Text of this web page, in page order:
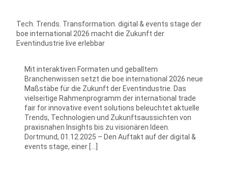
Tech. Trends. Transformation. digital & events stage der
boe international 2026 macht die Zukunft der
Eventindustrie live erlebbar
Mit interaktiven Formaten und geballtem
Branchenwissen setzt die boe international 2026 neue
Maßstäbe für die Zukunft der Eventindustrie. Das
vielseitige Rahmenprogramm der international trade
fair for innovative event solutions beleuchtet aktuelle
Trends, Technologien und Zukunftsaussichten von
praxisnahen Insights bis zu visionären Ideen.
Dortmund, 01.12.2025 – Den Auftakt auf der digital &
events stage, einer […]